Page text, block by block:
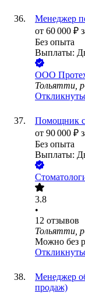
Менеджер
от 60 000 ₽
Без опыта
Выплаты:
ООО
Тольятти,
Помощник
от 90 000 ₽
Без опыта
Выплаты:
3.8
•
12 отзывов
Тольятти,
Можно без
Менеджер
продаж)